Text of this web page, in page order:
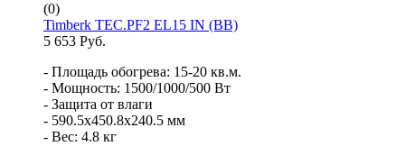
(0)
Timberk TEC.PF2 EL15 IN (BB)
5 653 Руб.
- Площадь обогрева: 15-20 кв.м.
- Мощность: 1500/1000/500 Вт
- Защита от влаги
- 590.5x450.8x240.5 мм
- Вес: 4.8 кг